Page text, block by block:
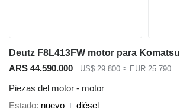
Deutz F8L413FW motor para Komatsu
ARS 44.590.000
US$ 29.800 ≈ EUR 25.790
Piezas del motor - motor
Estado nuevo diésel